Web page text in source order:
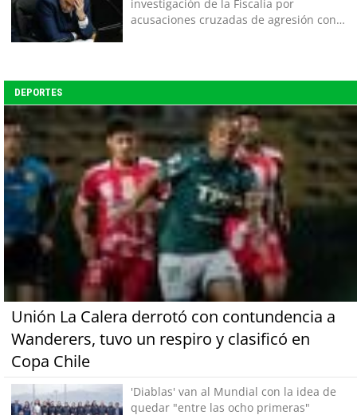
investigación de la Fiscalía por
acusaciones cruzadas de agresión con
DEPORTES
Unión La Calera derrotó con contundencia a
Wanderers, tuvo un respiro y clasificó en
Copa Chile
'Diablas' van al Mundial con la idea de
quedar "entre las ocho primeras"